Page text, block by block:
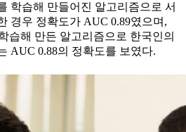
학습해 만들어진 알고리즘으로 서
경우 정확도가 AUC 0.89였으며,
습해 만든 알고리즘으로 한국인의
AUC 0.88의 정확도를 보였다.